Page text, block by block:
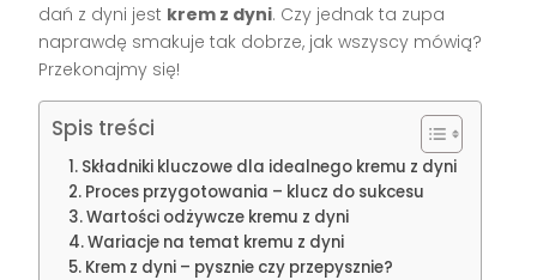
dań z dyni jest krem z dyni. Czy jednak ta zupa
naprawdę smakuje tak dobrze, jak wszyscy mówią?
Przekonajmy się!
Spis treści
Składniki kluczowe dla idealnego kremu z dyni
Proces przygotowania – klucz do sukcesu
Wartości odżywcze kremu z dyni
Wariacje na temat kremu z dyni
Krem z dyni – pysznie czy przepysznie?